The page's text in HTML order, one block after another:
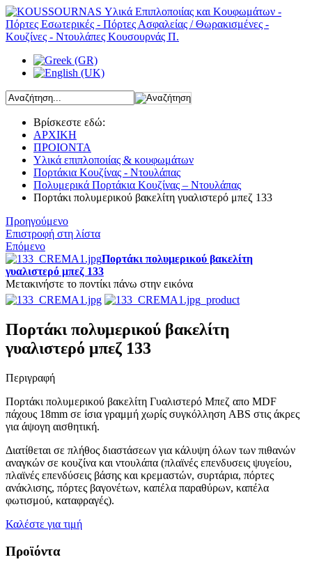
Βρίσκεστε εδώ:
ΑΡΧΙΚΗ
ΠΡΟΙΟΝΤΑ
Υλικά επιπλοποιίας & κουφωμάτων
Πορτάκια Κουζίνας - Ντουλάπας
Πολυμερικά Πορτάκια Κουζίνας – Ντουλάπας
Πορτάκι πολυμερικού βακελίτη γυαλιστερό μπεζ 133
Προηγούμενο
Επιστροφή στη λίστα
Επόμενο
Πορτάκι πολυμερικού βακελίτη
γυαλιστερό μπεζ 133
Μετακινήστε το ποντίκι πάνω στην εικόνα
Πορτάκι πολυμερικού βακελίτη
γυαλιστερό μπεζ 133
Περιγραφή
Πορτάκι πολυμερικού βακελίτη Γυαλιστερό Μπεζ απο MDF
πάχους 18mm σε ίσια γραμμή χωρίς συγκόλληση ABS στις άκρες
για άψογη αισθητική.
Διατίθεται σε πλήθος διαστάσεων για κάλυψη όλων των πιθανών
αναγκών σε κουζίνα και ντουλάπα (πλαϊνές επενδυσεις ψυγείου,
πλαϊνές επενδύσεις βάσης και κρεμαστών, συρτάρια, πόρτες
ανάκλισης, πόρτες βαγονέτων, καπέλα παραθύρων, καπέλα
φωτισμού, καταφραγές).
Καλέστε για τιμή
Προϊόντα